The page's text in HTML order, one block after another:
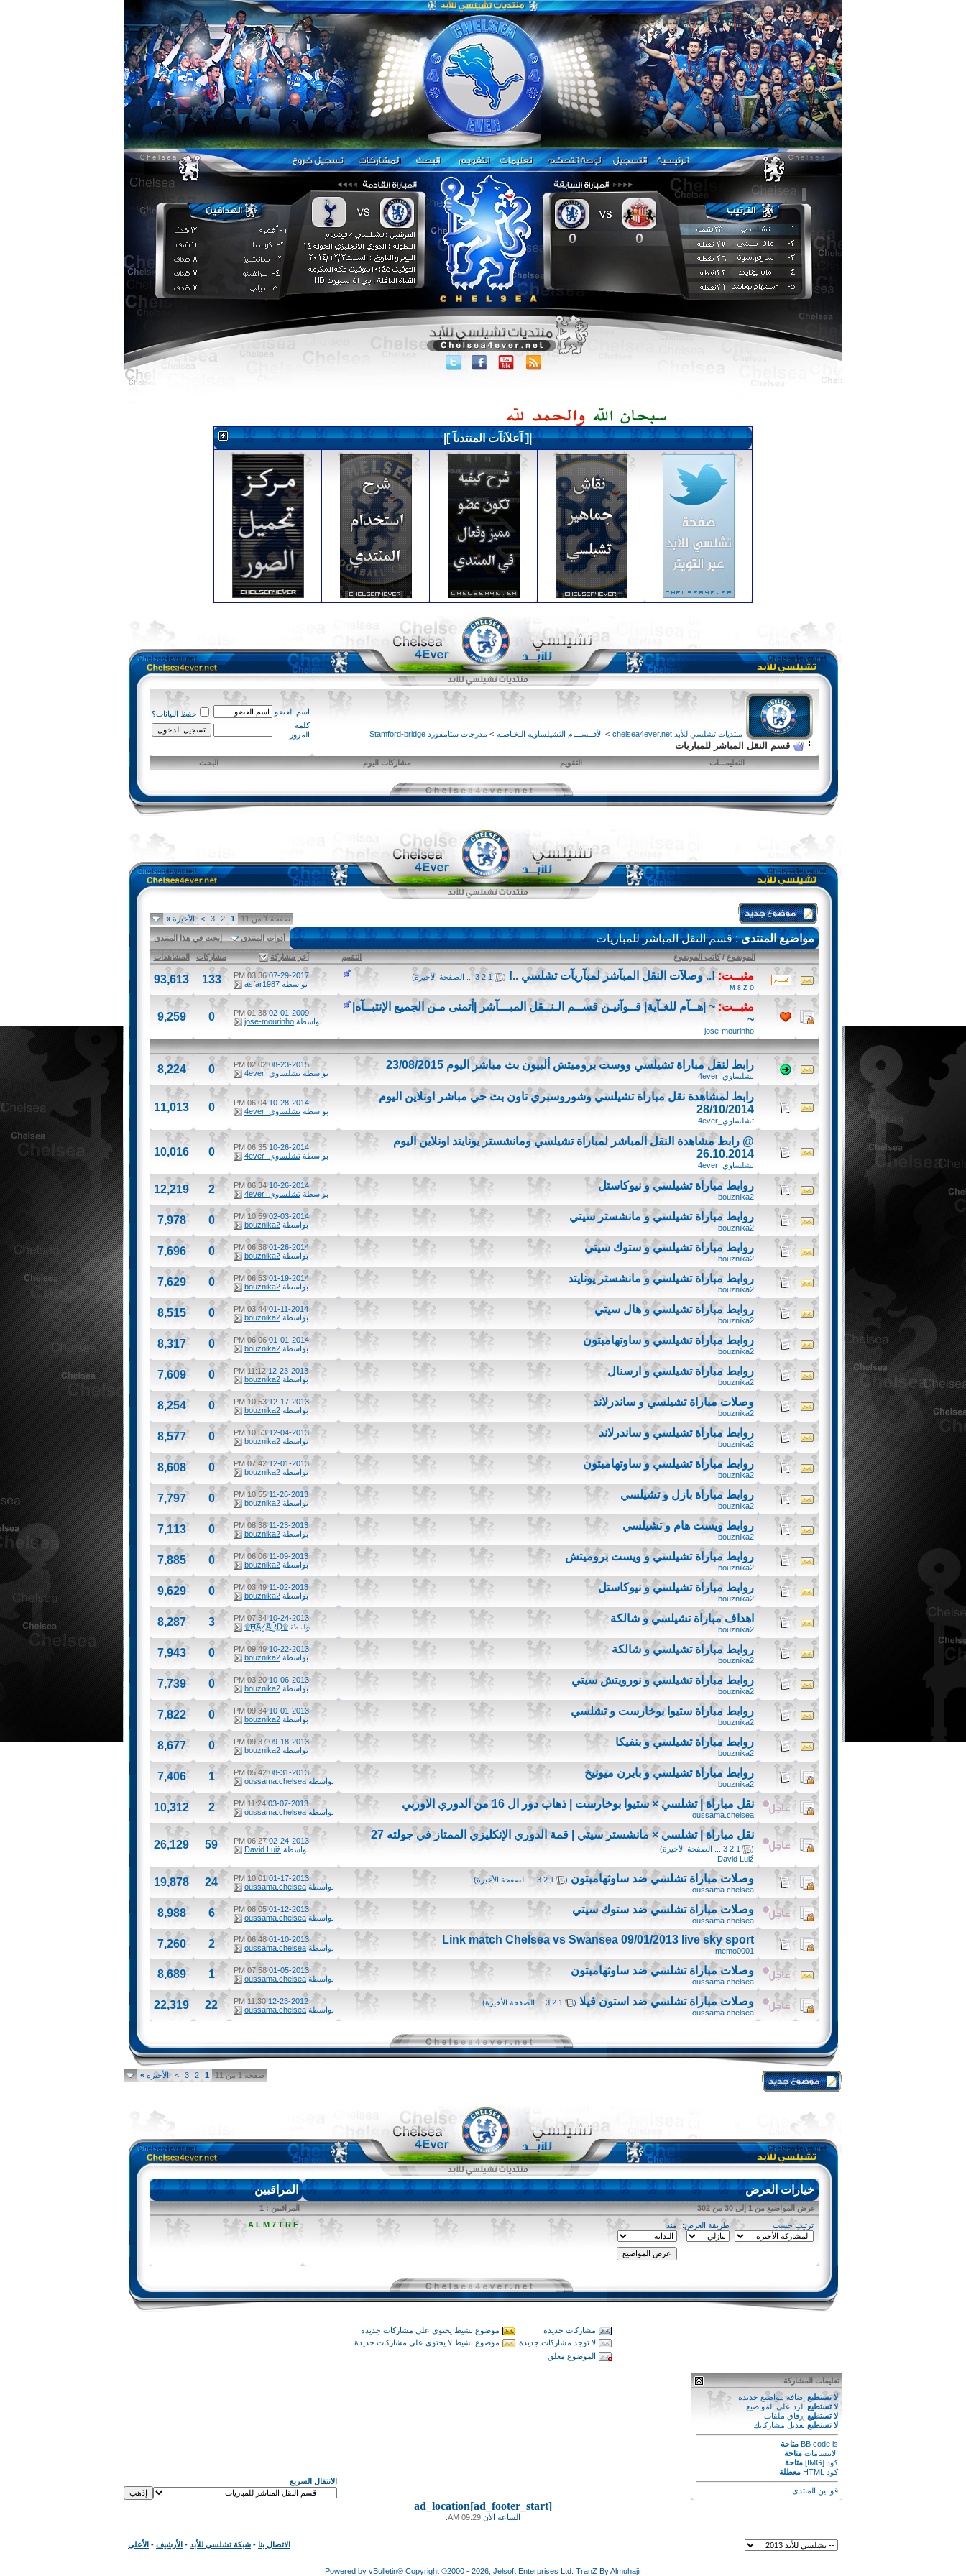
|[ آعلآنآت المنتدىآ ]|
منتديات تشلسي للأبد chelsea4ever.net > الأقــســـام التشيلساويه الـخـاصـه > مدرجات ستامفورد Stamford-bridge
قسم النقل المباشر للمباريات
اسم العضو
حفظ البيانات؟
كلمة
المرور
التعليمـــات التقويم مشاركات اليوم البحث
صفحة 1 من 11 1
2
3
> الأخيرة »
مواضيع المنتدى: قسم النقل المباشر للمباريات أدوات المنتدى إبحث في هذا المنتدى
التقييم الموضوع/كاتب الموضوع آخر مشاركة مشاركات المشاهدات
مثبــت: !.. وصلآت النقل المبآشر لمبآريآت تشلسي ..! (
1
2
3
... الصفحة الأخيرة)
м ε z o
07-29-2017
03:36 PM
بواسطة asfar1987
133
93,613
مثبــت: ~ |هــآم للغـآية| قــوآنيـن قســم الـنــقل المبـــآشر |أتمنى مـن الجميع الإنتبــآه|
~
jose-mourinho
02-01-2009
01:38 PM
بواسطة jose-mourinho
0
9,259
رابط لنقل مباراة تشيلسي ووست بروميتش ألبيون بث مباشر اليوم 23/08/2015
تشلساوي_4ever
08-23-2015
02:02 PM
بواسطة تشلساوي_4ever 0
8,224
رابط لمشاهدة نقل مباراة تشيلسي وشوروسبري تاون بث حي مباشر اونلاين اليوم
28/10/2014
تشلساوي_4ever
10-28-2014
06:04 PM
بواسطة تشلساوي_4ever 0
11,013
@ رابط مشاهدة النقل المباشر لمباراة تشيلسي ومانشستر يونايتد اونلاين اليوم
26.10.2014
تشلساوي_4ever
10-26-2014
06:35 PM
بواسطة تشلساوي_4ever 0
10,016
روابط مباراة تشيلسي و نيوكاستل
bouznika2
10-26-2014
06:34 PM
بواسطة تشلساوي_4ever 2
12,219
روابط مباراة تشيلسي و مانشستر سيتي
bouznika2
02-03-2014
10:59 PM
بواسطة bouznika2
0
7,978
روابط مباراة تشيلسي و ستوك سيتي
bouznika2
01-26-2014
06:38 PM
بواسطة bouznika2
0
7,696
روابط مباراة تشيلسي و مانشستر يونايتد
bouznika2
01-19-2014
06:53 PM
بواسطة bouznika2
0
7,629
روابط مباراة تشيلسي و هال سيتي
bouznika2
01-11-2014
03:44 PM
بواسطة bouznika2
0
8,515
روابط مباراة تشيلسي و ساوتهامبتون
bouznika2
01-01-2014
06:06 PM
بواسطة bouznika2
0
8,317
روابط مباراة تشيلسي و ارسنال
bouznika2
12-23-2013
11:12 PM
بواسطة bouznika2
0
7,609
وصلات مباراة تشيلسي و ساندرلاند
bouznika2
12-17-2013
10:53 PM
بواسطة bouznika2
0
8,254
روابط مباراة تشيلسي و ساندرلاند
bouznika2
12-04-2013
10:53 PM
بواسطة bouznika2
0
8,577
روابط مباراة تشيلسي و ساوتهامبتون
bouznika2
12-01-2013
07:42 PM
بواسطة bouznika2
0
8,608
روابط مباراة بازل و تشيلسي
bouznika2
11-26-2013
10:55 PM
بواسطة bouznika2
0
7,797
روابط ويست هام و تشيلسي
bouznika2
11-23-2013
08:38 PM
بواسطة bouznika2
0
7,113
روابط مباراة تشيلسي و ويست بروميتش
bouznika2
11-09-2013
06:06 PM
بواسطة bouznika2
0
7,885
روابط مباراة تشيلسي و نيوكاستل
bouznika2
11-02-2013
03:49 PM
بواسطة bouznika2
0
9,629
اهداف مباراة تشيلسي و شالكة
bouznika2
10-24-2013
07:34 PM
بواسطة ۩Ħ̫͢͡AZ̫͢͡AŘ̫͢͡D۩ 3
8,287
روابط مباراة تشيلسي و شالكة
bouznika2
10-22-2013
09:49 PM
بواسطة bouznika2
0
7,943
روابط مباراة تشيلسي و نورويتش سيتي
bouznika2
10-06-2013
03:20 PM
بواسطة bouznika2
0
7,739
روابط مباراة ستيوا بوخارست و تشلسي
bouznika2
10-01-2013
09:34 PM
بواسطة bouznika2
0
7,822
روابط مباراة تشيلسي و بنفيكا
bouznika2
09-18-2013
09:37 PM
بواسطة bouznika2
0
8,677
روابط مباراة تشيلسي و بايرن ميونيخ
bouznika2
08-31-2013
05:42 PM
بواسطة oussama.chelsea
1
7,406
نقل مباراة | تشلسي × ستيوا بوخارست | ذهاب دور ال 16 من الدوري الاوربي
oussama.chelsea
03-07-2013
11:24 PM
بواسطة oussama.chelsea
2
10,312
نقل مباراة | تشلسي × مانشستر سيتي | قمة الدوري الإنكليزي الممتاز في جولته 27
(
1
2
3 الصفحة الأخيرة)
David Luiź
02-24-2013
06:27 PM
بواسطة David Luiź
59
26,129
وصلات مباراة تشلسي ضد ساوثهامبتون (
1
2
3
... الصفحة الأخيرة)
oussama.chelsea
01-17-2013
10:01 PM
بواسطة oussama.chelsea
24
19,878
وصلات مباراة تشلسي ضد ستوك سيتي
oussama.chelsea
01-12-2013
08:05 PM
بواسطة oussama.chelsea
6
8,988
Link match Chelsea vs Swansea 09/01/2013 live sky sport
memo0001
01-10-2013
06:48 PM
بواسطة oussama.chelsea
2
7,260
وصلات مباراة تشلسي ضد ساوثهامبتون
oussama.chelsea
01-05-2013
07:58 PM
بواسطة oussama.chelsea
1
8,689
وصلات مباراة تشلسي ضد استون فيلا (
1
2
3
...الصفحة الأخيرة)
oussama.chelsea
12-23-2012
11:30 PM
بواسطة oussama.chelsea
22
22,319
صفحة 1 من 11 1
2
3
> الأخيرة »
خيارات العرض المراقبين
عرض المواضيع من 1 إلى 30 من 302
المراقبين : 1
ترتيب حسب
طريقة العرض: منذ A L M 7 T R F
مشاركات جديدة
موضوع نشيط يحتوي على مشاركات جديدة
لا توجد مشاركات جديدة
موضوع نشيط لا يحتوي على مشاركات جديدة
الموضوع مغلق
تعليمات المشاركة
لا تستطيع إضافة مواضيع جديدة
لا تستطيع الرد على المواضيع
لا تستطيع إرفاق ملفات
لا تستطيع تعديل مشاركاتك
BB code is
متاحة
الابتسامات متاحة
كود [IMG]
متاحة
كود HTML
معطلة
قوانين المنتدى
الانتقال السريع
ad_location[ad_footer_start]
الساعة الآن 09:29 AM
الاتصال بنا - شبكة تشلسي للأبد - الأرشيف - الأعلى
Powered by vBulletin® Copyright ©2000 - 2026, Jelsoft Enterprises Ltd. TranZ By Almuhajir